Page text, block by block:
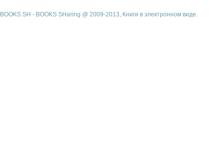
BOOKS.SH - BOOKS SHaring @ 2009-2013, Книги в электронном виде.